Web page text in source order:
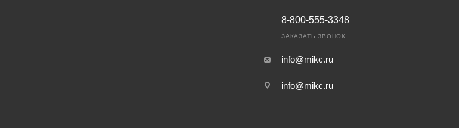
8-800-555-3348
ЗАКАЗАТЬ ЗВОНОК
info@mikc.ru
info@mikc.ru